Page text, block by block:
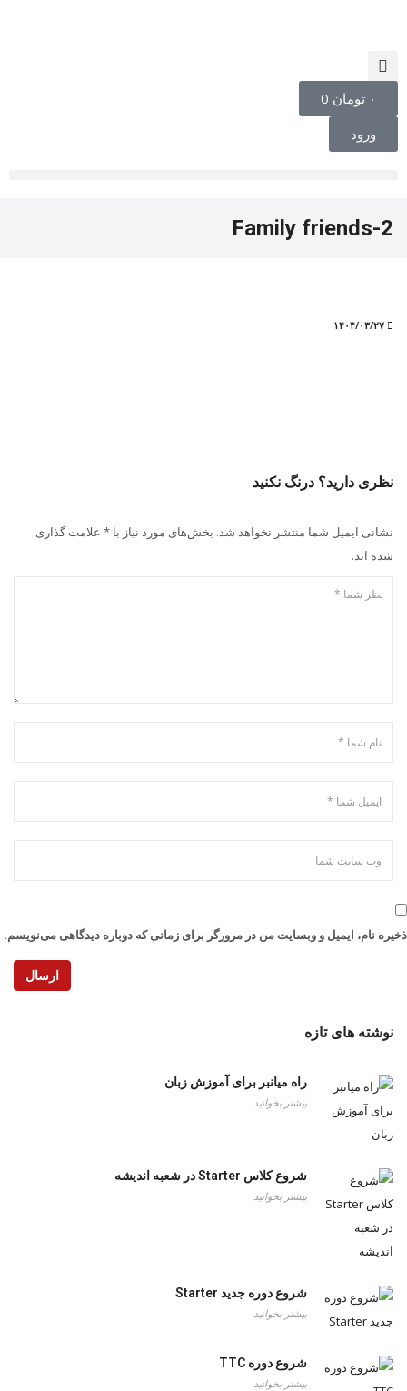
۰ تومان 0
ورود
Family friends-2
نظری دارید؟ درنگ نکنید
نشانی ایمیل شما منتشر نخواهد شد. بخش‌های مورد نیاز با * علامت گذاری
شده اند.
ذخیره نام، ایمیل و وبسایت من در مرورگر برای زمانی که دوباره دیدگاهی می‌نویسم.
ارسال
نوشته های تازه
راه میانبر برای آموزش زبان
بیشتر بخوانید
شروع کلاس Starter در شعبه اندیشه
بیشتر بخوانید
شروع دوره جدید Starter
بیشتر بخوانید
شروع دوره TTC
بیشتر بخوانید